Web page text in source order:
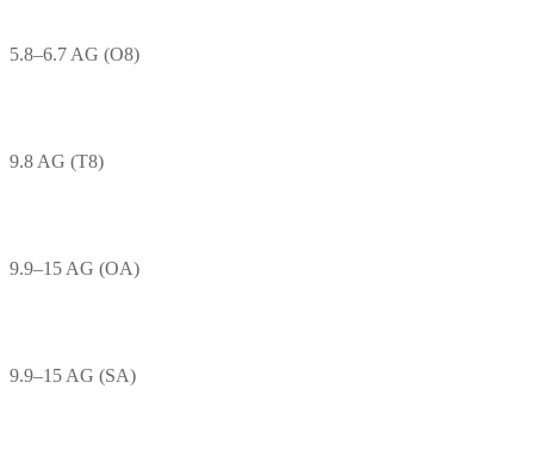
5.8–6.7 AG (O8)
9.8 AG (T8)
9.9–15 AG (OA)
9.9–15 AG (SA)